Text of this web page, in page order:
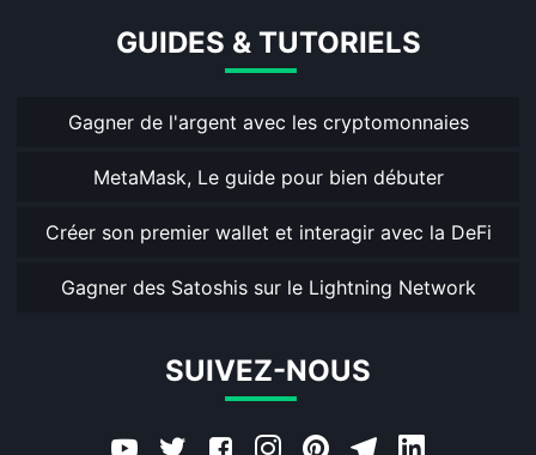
GUIDES & TUTORIELS
Gagner de l'argent avec les cryptomonnaies
MetaMask, Le guide pour bien débuter
Créer son premier wallet et interagir avec la DeFi
Gagner des Satoshis sur le Lightning Network
SUIVEZ-NOUS